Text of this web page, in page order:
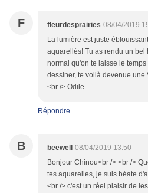
F fleurdesprairies 08/04/2019
La lumière est juste
aquarellés! Tu as rendu un bel
normal qu'on te laisse le
dessiner, te voilà devenue une
<br /> Odile
Répondre
B beewell
08/04/2019 13:50
Bonjour Chinou<br /> <br />
tes aquarelles, je suis béate
<br /> c'est un réel plaisir de